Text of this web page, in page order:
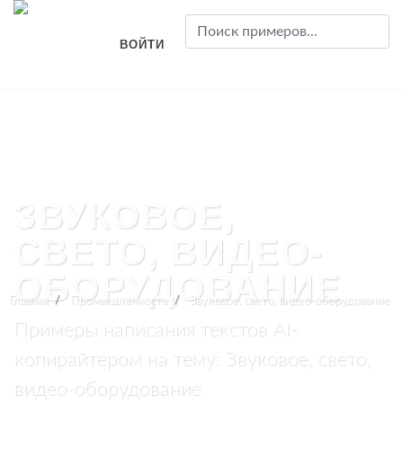
ВОЙТИ
ЗВУКОВОЕ,
СВЕТО, ВИДЕО-
ОБОРУДОВАНИЕ
Примеры написания текстов AI-
копирайтером на тему: Звуковое, свето,
видео-оборудование
Главная Промышленность Звуковое, свето, видео-оборудование